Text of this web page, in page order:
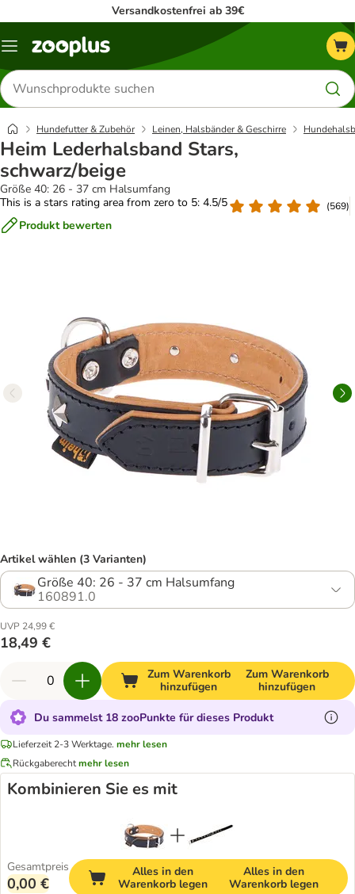
Versandkostenfrei ab 39€
Menü
Produkte
suchen
Hundefutter & Zubehör Leinen, Halsbänder & Geschirre
Heim Lederhalsband Stars,
schwarz/beige
Größe 40: 26 - 37 cm Halsumfang
This is a stars rating area from zero to 5: 4.5/5
(569)
Produkt bewerten
Artikel wählen (3 Varianten)
Größe 40: 26 - 37 cm Halsumfang
160891.0
UVP 24,99 €
18,49 €
Zum Warenkorb
hinzufügen
Zum Warenkorb
hinzufügen
Du sammelst 18 zooPunkte für dieses Produkt
Lieferzeit 2-3 Werktage. mehr lesen
Rückgaberechtmehr lesen
Kombinieren Sie es mit
Gesamtpreis
0,00 €
Alles in den
Warenkorb legen
Alles in den
Warenkorb legen